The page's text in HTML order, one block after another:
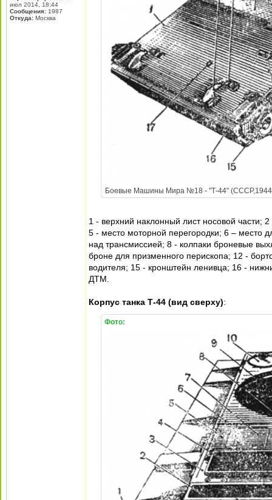
июл 2014, 18:44
Сообщения: 1987
Откуда: Москва
Боевые Машины Мира №18 - "Т-44" (СССР,1944)
1 - верхний наклонный лист носовой части;
5 - место моторной перегородки; 6 –
над трансмиссией; 8 - колпаки броневые
броне для призменного перископа; 12 -
водителя; 15 - кронштейн ленивца; 16 -
ДТМ.
Корпус танка Т-44 (вид сверху):
Фото: